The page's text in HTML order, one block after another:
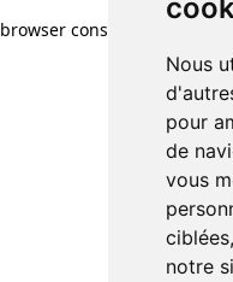
Nous
pour
de
vous
notre
browser console for more